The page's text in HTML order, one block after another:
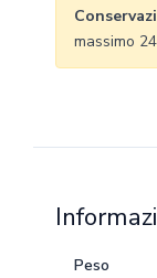
massimo
Peso